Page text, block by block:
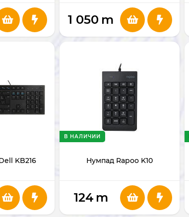
1 050 m
KB216 Нумпад Rapoo K10
В НАЛИЧИИ
124 m